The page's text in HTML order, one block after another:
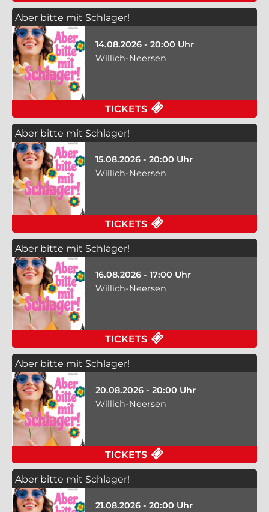
Aber bitte mit Schlager!
14.08.2026 - 20:00 Uhr
Willich-Neersen
TICKETS
Aber bitte mit Schlager!
15.08.2026 - 20:00 Uhr
Willich-Neersen
TICKETS
Aber bitte mit Schlager!
16.08.2026 - 17:00 Uhr
Willich-Neersen
TICKETS
Aber bitte mit Schlager!
20.08.2026 - 20:00 Uhr
Willich-Neersen
TICKETS
Aber bitte mit Schlager!
21.08.2026 - 20:00 Uhr